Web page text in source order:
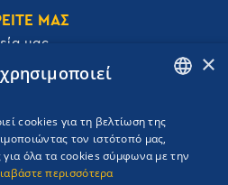
ΜΑΣ
μας
106 72, Αθήνα, Ελλάδα
210 3609801
210 3602001
GREEK
×
cookies για τη βελτίωση της
τον ιστότοπό μας,
όλα τα cookies σύμφωνα με την
περισσότερα